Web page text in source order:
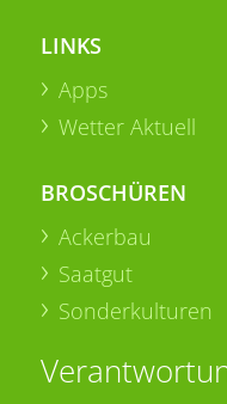
LINKS
Apps
Wetter Aktuell
BROSCHÜREN
Ackerbau
Saatgut
Sonderkulturen